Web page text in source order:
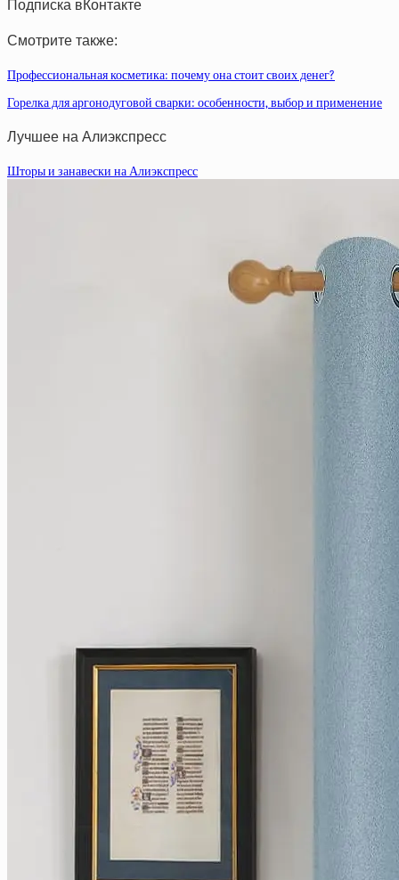
Подписка вКонтакте
Смотрите также:
Профессиональная косметика: почему она стоит своих денег?
Горелка для аргонодуговой сварки: особенности, выбор и применение
Лучшее на Алиэкспресс
Шторы и занавески на Алиэкспресс